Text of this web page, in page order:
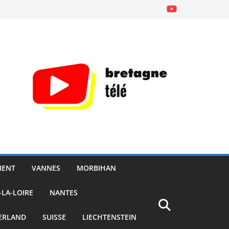
VANNES MORBIHAN
LOIRE NANTES
SUISSE LIECHTENSTEIN